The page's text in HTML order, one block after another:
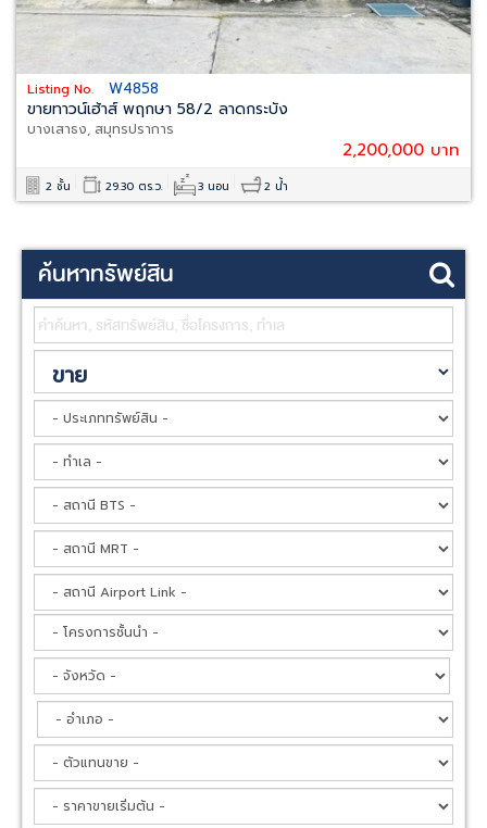
Listing No. W4858
ขายทาวน์เฮ้าส์ พฤกษา 58/2 ลาดกระบัง
บางเสาธง, สมุทรปราการ
2,200,000 บาท
2 ชั้น 29.30 ตร.ว. 3 นอน 2 น้ำ
ค้นหาทรัพย์สิน